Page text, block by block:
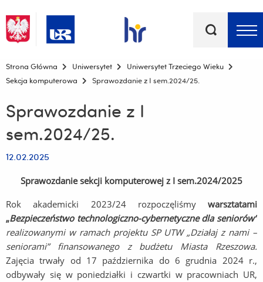
kluczowe
Menu - górna belka
Strona Główna Uniwersytet
Uniwersytet Trzeciego Wieku
Sekcja komputerowa
Sprawozdanie z I sem.2024/25.
Sprawozdanie z I
sem.2024/25.
12.02.2025
Sprawozdanie sekcji komputerowej z I sem.2024/2025
Rok akademicki 2023/24 rozpoczęliśmy warsztatami
„Bezpieczeństwo technologiczno-cybernetyczne dla seniorów”
realizowanymi w ramach projektu SP UTW „Działaj z nami –
seniorami” finansowanego z budżetu Miasta Rzeszowa.
Zajęcia trwały od 17 października do 6 grudnia 2024 r.,
odbywały się w poniedziałki i czwartki w pracowniach UR,